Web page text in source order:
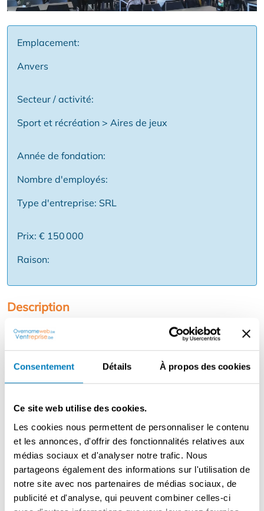
Consentement Détails À propos des cookies
Ce site web utilise des cookies.
Les cookies nous permettent de personnaliser le contenu
et les annonces, d'offrir des fonctionnalités relatives aux
médias sociaux et d'analyser notre trafic. Nous
partageons également des informations sur l'utilisation de
notre site avec nos partenaires de médias sociaux, de
publicité et d'analyse, qui peuvent combiner celles-ci
Emplacement:
Anvers
Secteur / activité:
Sport et récréation > Aires de jeux
Année de fondation:
Nombre d'employés:
Type d'entreprise: SRL
Prix: € 150 000
Raison:
Description
Spacieuse plaine de jeux couverte avec cafétéria.
L'entreprise dispose d'une grande piscine à balles, de
trampolines, de montagnes russes, de châteaux
gonflables, d'un circuit de voitures, etc... .... Bref, une
excellente offre pour les enfants. L'équipement a une
également de l'espace pour développer des activités
supplémentaires telles que escape rooms, laser shooting
etc... L'offre concerne la reprise des parts de la société.
La propriété très spacieuse (env. 1.200 m2) est loué
avec un bail commercial à un loyer très attractif.
L'avantage est que l'entreprise n'est ouverte que
lorsque les écoles sont fermées, le mercredi, le samedi, le